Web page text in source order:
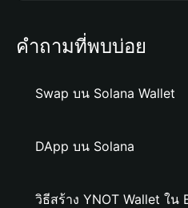
คำถามที่พบบ่อย
Swap บน Solana Wallet
DApp บน Solana
วิธีสร้าง YNOT Wallet ใน